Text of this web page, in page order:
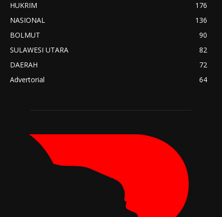
HUKRIM
176
NASIONAL
136
BOLMUT
90
SULAWESI UTARA
82
DAERAH
72
Advertorial
64